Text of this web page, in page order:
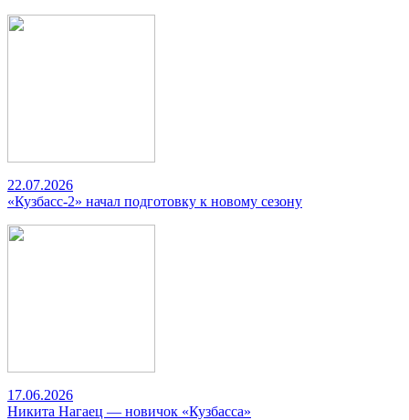
22.07.2026
«Кузбасс-2» начал подготовку к новому сезону
17.06.2026
Никита Нагаец — новичок «Кузбасса»